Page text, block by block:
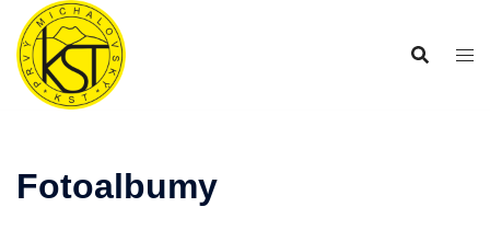
Preskočiť
obsah
Fotoalbumy